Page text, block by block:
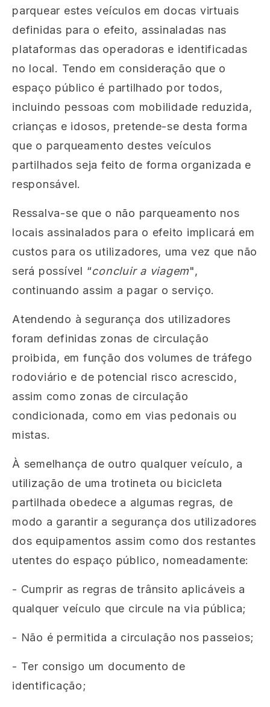
parquear estes veículos em docas virtuais
definidas para o efeito, assinaladas nas
plataformas das operadoras e identificadas
no local. Tendo em consideração que o
espaço público é partilhado por todos,
incluindo pessoas com mobilidade reduzida,
crianças e idosos, pretende-se desta forma
que o parqueamento destes veículos
partilhados seja feito de forma organizada e
responsável.
Ressalva-se que o não parqueamento nos
locais assinalados para o efeito implicará em
custos para os utilizadores, uma vez que não
será possível “concluir a viagem",
continuando assim a pagar o serviço.
Atendendo à segurança dos utilizadores
foram definidas zonas de circulação
proibida, em função dos volumes de tráfego
rodoviário e de potencial risco acrescido,
assim como zonas de circulação
condicionada, como em vias pedonais ou
mistas.
À semelhança de outro qualquer veículo, a
utilização de uma trotineta ou bicicleta
partilhada obedece a algumas regras, de
modo a garantir a segurança dos utilizadores
dos equipamentos assim como dos restantes
utentes do espaço público, nomeadamente:
- Cumprir as regras de trânsito aplicáveis a
qualquer veículo que circule na via pública;
- Não é permitida a circulação nos passeios;
- Ter consigo um documento de
identificação;